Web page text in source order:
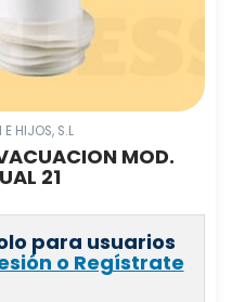
HIJOS, S.L
MOD.
21
para usuarios
o Regístrate